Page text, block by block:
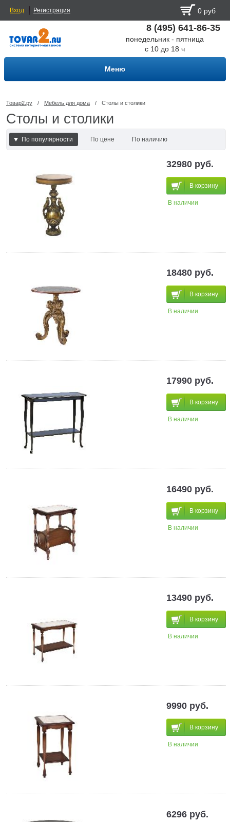
Вход Регистрация 0 руб
8 (495) 641-86-35
понедельник - пятница
с 10 до 18 ч
Меню
Товар2.ру / Мебель для дома / Столы и столики
Столы и столики
По популярности По цене
По наличию
32980 руб.
В корзину
В наличии
18480 руб.
В корзину
В наличии
17990 руб.
В корзину
В наличии
16490 руб.
В корзину
В наличии
13490 руб.
В корзину
В наличии
9990 руб.
В корзину
В наличии
6296 руб.